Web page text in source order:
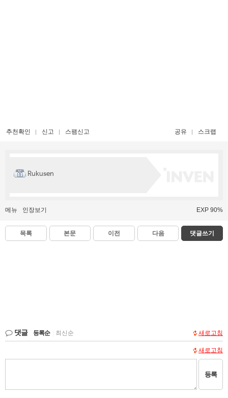
추천확인 신고 스팸신고 공유 스크랩
Rukusen
메뉴 인장보기 EXP 90%
목록 본문 이전 다음 댓글쓰기
댓글 등록순 최신순 새로고침
새로고침
등록